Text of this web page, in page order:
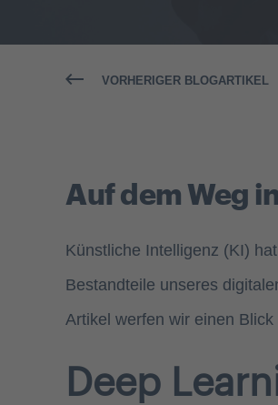
VORHERIGER BLOGARTIKEL
Auf dem Weg
Künstliche Intelligenz (KI)
Bestandteile unseres
Artikel werfen wir einen
Deep